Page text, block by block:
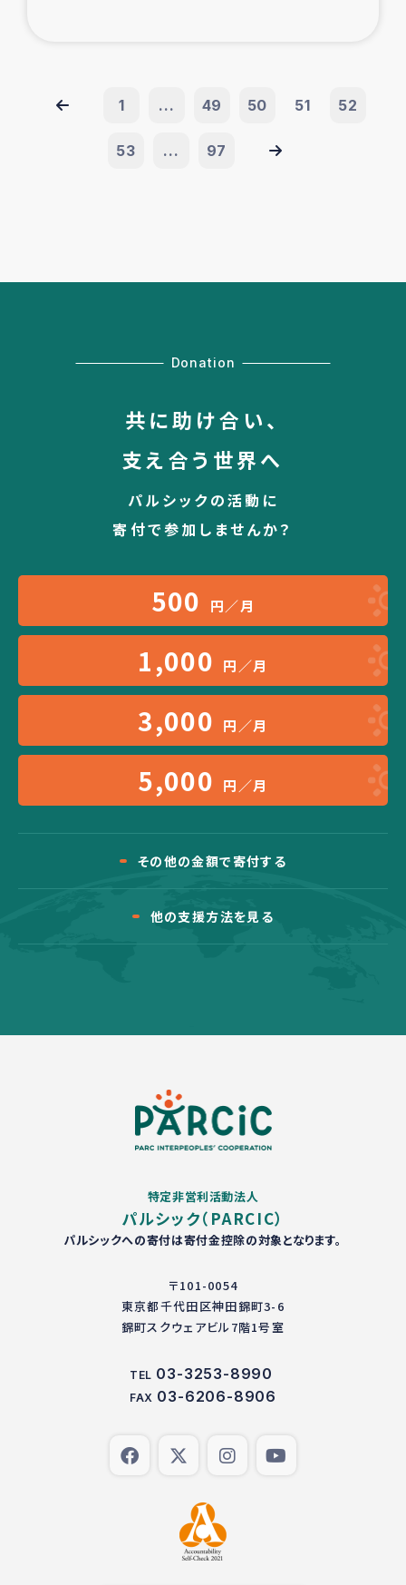
1 ... 49 50 51 52
53 ... 97
Donation
共に助け合い、
支え合う世界へ
パルシックの活動に
寄付で参加しませんか？
500 円／月
1,000 円／月
3,000 円／月
5,000 円／月
その他の金額で寄付する
他の支援方法を見る
特定非営利活動法人
パルシック（PARCIC）
パルシックへの寄付は寄付金控除の対象となります。
〒101-0054
東京都千代田区神田錦町3-6
錦町スクウェアビル7階1号室
TEL 03-3253-8990
FAX 03-6206-8906